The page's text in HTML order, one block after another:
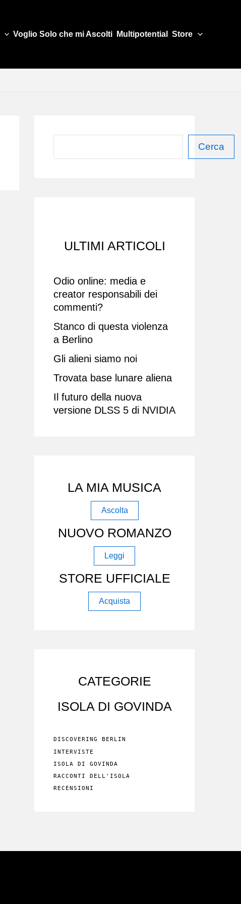
Voglio Solo che mi Ascolti Multipotential Store
e
Cerca
ULTIMI ARTICOLI
Odio online: media e
creator responsabili dei
commenti?
Stanco di questa violenza
a Berlino
Gli alieni siamo noi
Trovata base lunare aliena
Il futuro della nuova
versione DLSS 5 di NVIDIA
LA MIA MUSICA
Ascolta
NUOVO ROMANZO
Leggi
STORE UFFICIALE
Acquista
CATEGORIE
ISOLA DI GOVINDA
DISCOVERING BERLIN
INTERVISTE
ISOLA DI GOVINDA
RACCONTI DELL'ISOLA
RECENSIONI